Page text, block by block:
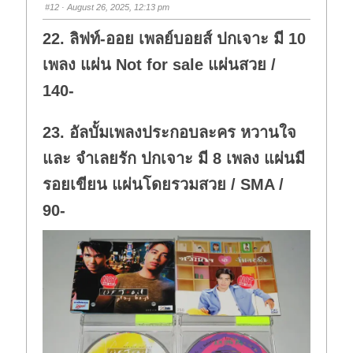
d
o
n
.
u
p
#12 · August 26, 2025, 12:13 pm
22. ลิฟท์-ออย เพลย์บอยส์ ปกเจาะ มี 10
เพลง แผ่น Not for sale แผ่นสวย /
140-
23. อัลบั้มเพลงประกอบละคร หวานใจ
และ จำเลยรัก ปกเจาะ มี 8 เพลง แผ่นมี
รอยเขียน แผ่นโดยรวมสวย / SMA /
90-